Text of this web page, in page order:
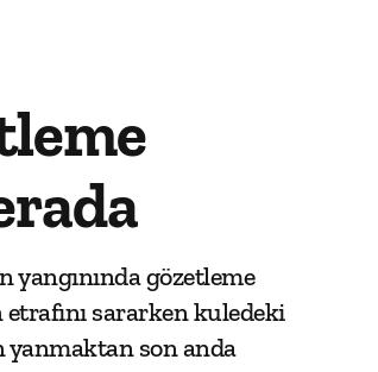
yangınında gözetleme
sararken kuledeki
yanmaktan son anda